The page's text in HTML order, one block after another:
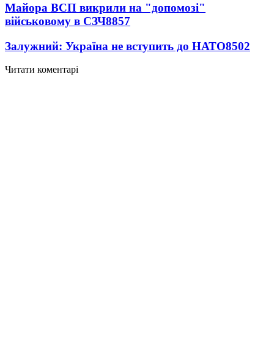
Майора ВСП викрили на "допомозі"
військовому в СЗЧ8857
Залужний: Україна не вступить до НАТО8502
Читати коментарі